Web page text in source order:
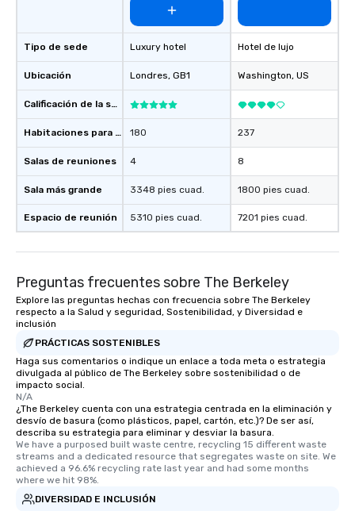
Tipo de sede
Ubicación
Calificación de la sede
Habitaciones para huéspedes
Salas de reuniones
Sala más grande
Espacio de reunión
Luxury hotel
Londres, GB1
180
4
3348 pies cuad.
5310 pies cuad.
Hotel de lujo
Washington, US
237
8
1800 pies cuad.
7201 pies cuad.
Preguntas frecuentes sobre The Berkeley
Explore las preguntas hechas con frecuencia sobre The Berkeley
respecto a la Salud y seguridad, Sostenibilidad, y Diversidad e
inclusión
PRÁCTICAS SOSTENIBLES
Haga sus comentarios o indique un enlace a toda meta o estrategia
divulgada al público de The Berkeley sobre sostenibilidad o de
impacto social.
N/A
¿The Berkeley cuenta con una estrategia centrada en la eliminación y
desvío de basura (como plásticos, papel, cartón, etc.)? De ser así,
describa su estrategia para eliminar y desviar la basura.
We have a purposed built waste centre, recycling 15 different waste
streams and a dedicated resource that segregates waste on site. We
achieved a 96.6% recycling rate last year and had some months
where we hit 98%.
DIVERSIDAD E INCLUSIÓN